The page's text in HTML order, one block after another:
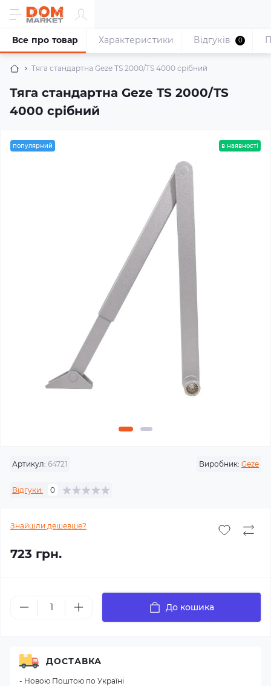
Тяга стандартна Geze TS 2000/TS 4000 срібний
Тяга стандартна Geze TS 2000/TS
4000 срібний
Все про товар Характеристики Відгуків 0
популярний в наявності
Артикул: 64721 Виробник: Geze
Відгуки: 0
Знайшли дешевше?
723 грн.
До кошика
ДОСТАВКА
- Новою Поштою по Україні